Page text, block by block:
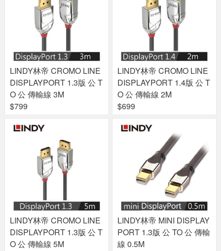
LINDY林帝 CROMO LINE
DISPLAYPORT 1.3版 公 T
O 公 傳輸線 3M
$799
LINDY林帝 CROMO LINE
DISPLAYPORT 1.4版 公 T
O 公 傳輸線 2M
$699
LINDY林帝 CROMO LINE
DISPLAYPORT 1.3版 公 T
O 公 傳輸線 5M
LINDY林帝 MINI DISPLAY
PORT 1.3版 公 TO 公 傳輸
線 0.5M